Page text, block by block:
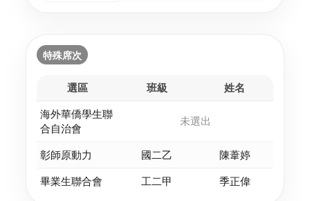
特殊席次
選區 班級
姓名
海外華僑學生聯
合自治會
未選出
彰師原動力 國二乙
陳葦婷
畢業生聯合會
工二甲 季正偉